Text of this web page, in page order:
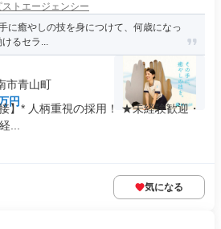
トエージェンシー
に癒やしの技を身につけて、何歳になっ
るセラ...
市青山町
円
】* 人柄重視の採用！ ★未経験歓迎・
...
気になる